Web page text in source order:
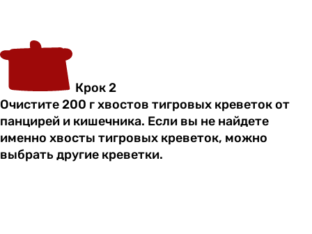
Крок 2
Очистите 200 г хвостов тигровых креветок от
панцирей и кишечника. Если вы не найдете
именно хвосты тигровых креветок, можно
выбрать другие креветки.